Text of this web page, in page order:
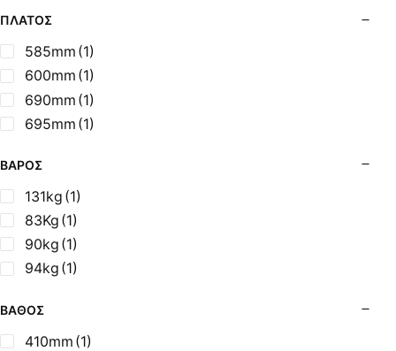
Σούβλες - Εργαλεία Ψησίματος BBQ
Σωλήνες (Μπουριά), Εξαρτήματα Σόμπας
Τζάκια - Εστίες
Τζακόσομπες
Ψησταριές
ΠΛΆΤΟΣ
585mm (1)
600mm (1)
690mm (1)
695mm (1)
ΒΆΡΟΣ
131kg (1)
83Kg (1)
90kg (1)
94kg (1)
ΒΆΘΟΣ
410mm (1)